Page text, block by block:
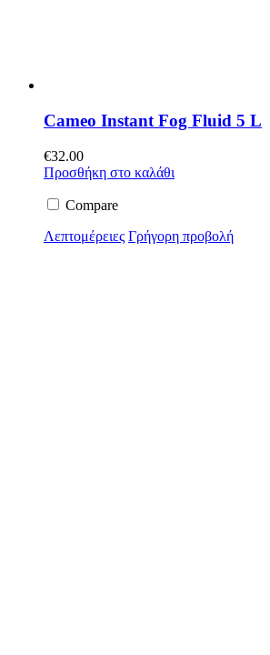
Cameo Instant Fog Fluid 5 L
€32.00
Προσθήκη στο καλάθι
Compare
Λεπτομέρειες Γρήγορη προβολή